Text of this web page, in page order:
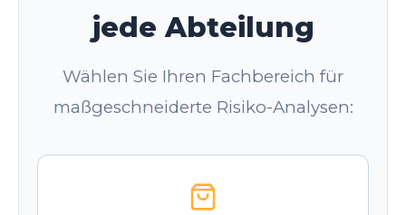
jede Abteilung
Wählen Sie Ihren Fachbereich für
maßgeschneiderte Risiko-Analysen: